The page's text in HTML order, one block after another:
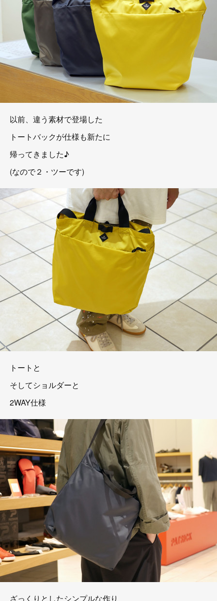
以前、違う素材で登場した
トートバックが仕様も新たに
帰ってきました♪
(なので２・ツーです)
トートと
そしてショルダーと
2WAY仕様
ざっくりとしたシンプルな作り